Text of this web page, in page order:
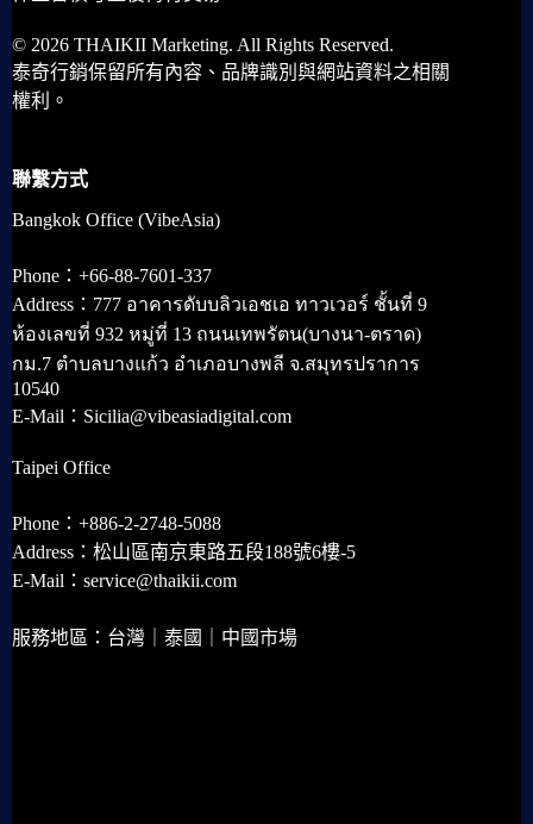
© 2026 THAIKII Marketing. All Rights Reserved.
泰奇行銷保留所有內容、品牌識別與網站資料之相關
權利。
聯繫方式
Bangkok Office (VibeAsia)
Phone：+66-88-7601-337
Address：777 อาคารดับบลิวเอชเอ ทาวเวอร์ ชั้นที่ 9
ห้องเลขที่ 932 หมู่ที่ 13 ถนนเทพรัตน(บางนา-ตราด)
กม.7 ตำบลบางแก้ว อำเภอบางพลี จ.สมุทรปราการ
10540
E-Mail：Sicilia@vibeasiadigital.com
Taipei Office
Phone：+886-2-2748-5088
Address：松山區南京東路五段188號6樓-5
E-Mail：service@thaikii.com
服務地區：台灣｜泰國｜中國市場